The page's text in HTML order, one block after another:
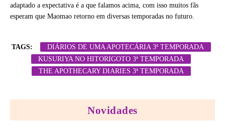
adaptado a expectativa é a que falamos acima, com isso muitos fãs
esperam que Maomao retorno em diversas temporadas no futuro.
TAGS:
DIÁRIOS DE UMA APOTECÁRIA 3ª TEMPORADA
KUSURIYA NO HITORIGOTO 3ª TEMPORADA
THE APOTHECARY DIARIES 3ª TEMPORADA
Novidades